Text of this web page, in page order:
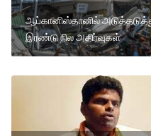
ஆப்கானிஸ்தானில்
இரண்டு நில அதிர்வுகள்